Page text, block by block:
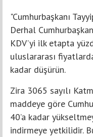
"Cumhurbaşkanı
Derhal
KDV’yi ilk etapta
uluslararası
kadar düşürün.
Zira 3065 sayılı
maddeye göre
40’a kadar
indirmeye yetkilidir.